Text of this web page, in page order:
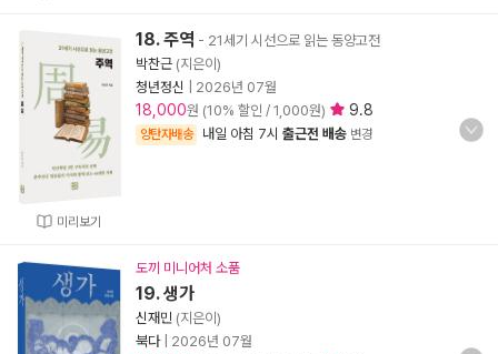
미리보기
18. 주역 - 21세기 시선으로 읽는 동양고전
박찬근 (지은이)
청년정신
2026년 07월
18,000원 (10% 할인 / 1,000원) 9.8
양탄자배송 내일 아침 7시 출근전 배송 변경
도끼 미니어처 소품
19. 생가
신재민 (지은이)
북다| 2026년 07월